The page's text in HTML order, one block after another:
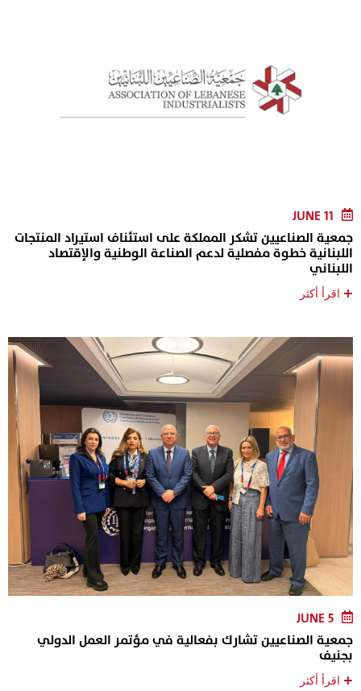
JUNE 11
جمعية الصناعيين تشكر المملكة على استئناف استيراد المنتجات
اللبنانية خطوة مفصلية لدعم الصناعة الوطنية والإقتصاد
اللبناني
+ اقرأ أكثر
JUNE 5
جمعية الصناعيين تشارك بفعالية في مؤتمر العمل الدولي
بجنيف
+ اقرأ أكثر